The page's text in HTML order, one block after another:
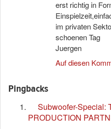
erst richtig in
im privaten
schoenen Tag
Juergen
Auf diesen
Pingbacks
Subwoofer-Special:
PRODUCTION